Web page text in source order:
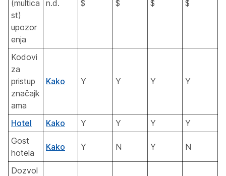
(multica
st)
upozor
enja
n.d. $ $ $ $
Kodovi
za
pristup
značajk
ama
Kako Y Y Y Y
Hotel Kako Y Y Y
Y
Gost
hotela
Kako Y N Y N
Dozvol